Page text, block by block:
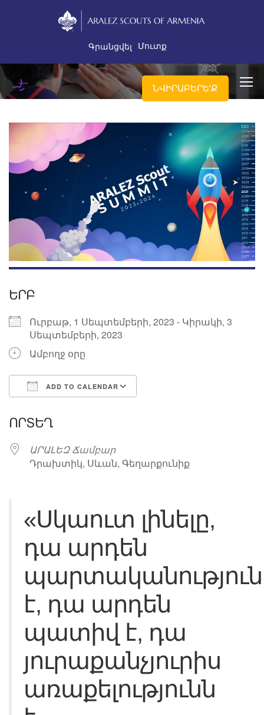
Գրանցվել Մուտք
ՆՎԻՐԱԲԵՐԵ'Ք
ԵՐԲ
Ուրբաթ, 1 Սեպտեմբերի, 2023 - Կիրակի, 3
Սեպտեմբերի, 2023
Ամբողջ օրը
ADD TO CALENDAR
ՈՐՏԵՂ
ԱՐԱԼԵԶ Ճամբար
Դրախտիկ, Սևան, Գեղարքունիք
«Սկաուտ լինելը,
դա արդեն
պարտականություն
է, դա արդեն
պատիվ է, դա
յուրաքանչյուրիս
առաքելությունն